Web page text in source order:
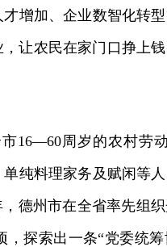
增加、企业数智化转
让农民在家门口挣上
周岁的农村劳
纯料理家务及赋闲等
德州市在全省率先组
探索出一条“党委统